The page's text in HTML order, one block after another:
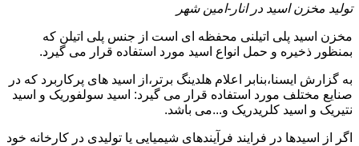
تولید مخزن اسید در انار-امین شهر
مخزن اسید پلی اتیلنی محفظه ای است از جنس پلی اتیلن که
بمنظور ذخیره و حمل انواع اسید مورد استفاده قرار می گیرد.
به گزارش ایسنا،بنابر اعلام هلدینگ برتر،از اسید های پرکاربرد که در
صنایع مختلف مورد استفاده قرار می گیرد: اسید سولفوریک و اسید
نتیریک و اسید کلریدریک و...می باشد.
اگر از اسیدها در فرایند فرآیندهای شیمیایی یا تولیدی در کارخانه خود